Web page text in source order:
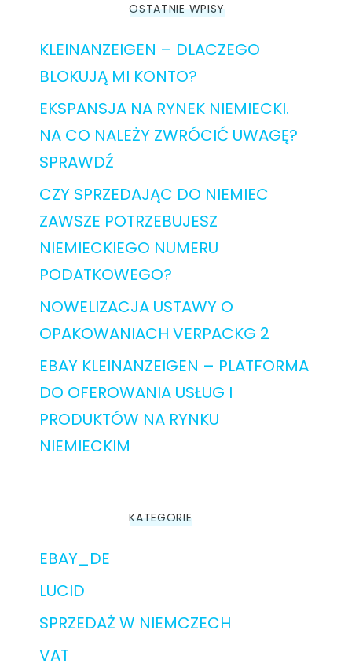
OSTATNIE WPISY
KLEINANZEIGEN – DLACZEGO
BLOKUJĄ MI KONTO?
EKSPANSJA NA RYNEK NIEMIECKI.
NA CO NALEŻY ZWRÓCIĆ UWAGĘ?
SPRAWDŹ
CZY SPRZEDAJĄC DO NIEMIEC
ZAWSZE POTRZEBUJESZ
NIEMIECKIEGO NUMERU
PODATKOWEGO?
NOWELIZACJA USTAWY O
OPAKOWANIACH VERPACKG 2
EBAY KLEINANZEIGEN – PLATFORMA
DO OFEROWANIA USŁUG I
PRODUKTÓW NA RYNKU
NIEMIECKIM
KATEGORIE
EBAY_DE
LUCID
SPRZEDAŻ W NIEMCZECH
VAT